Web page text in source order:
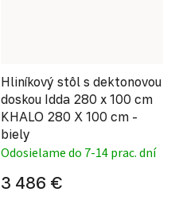
Hliníkový stôl s dektonovou
doskou Idda 280 x 100 cm
KHALO 280 X 100 cm -
biely
Odosielame do 7-14 prac. dní
3 486 €